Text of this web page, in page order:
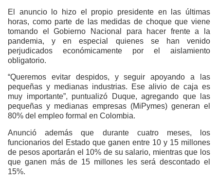
El anuncio lo hizo el propio presidente en las últimas
horas, como parte de las medidas de choque que viene
tomando el Gobierno Nacional para hacer frente a la
pandemia, y en especial quienes se han venido
perjudicados económicamente por el aislamiento
obligatorio.
“Queremos evitar despidos, y seguir apoyando a las
pequeñas y medianas industrias. Ese alivio de caja es
muy importante”, puntualizó Duque, agregando que las
pequeñas y medianas empresas (MiPymes) generan el
80% del empleo formal en Colombia.
Anunció además que durante cuatro meses, los
funcionarios del Estado que ganen entre 10 y 15 millones
de pesos aportarán el 10% de su salario, mientras que los
que ganen más de 15 millones les será descontado el
15%.